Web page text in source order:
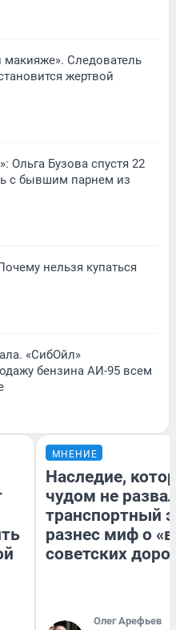
Следователь
жертвой
Ольга Бузова спустя 22
с бывшим парнем из
нельзя купаться
«СибОйл»
бензина АИ-95 всем
МНЕНИЕ
Наследие,
чудом не
транспортный
разнес миф о
советских
Олег Арефьев